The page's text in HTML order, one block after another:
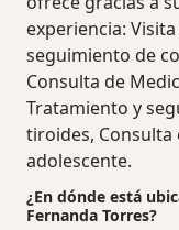
experiencia:
seguimiento de
Consulta de
Tratamiento y
tiroides, Consulta
adolescente.
¿En dónde está
Fernanda Torres?